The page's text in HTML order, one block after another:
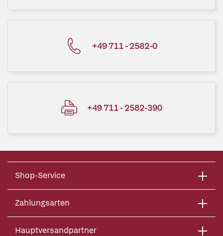
+49 711 - 2582-0
+49 711 - 2582-390
Shop-Service
Zahlungsarten
Hauptversandpartner